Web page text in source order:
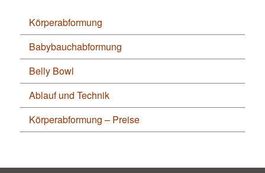
Körperabformung
Babybauchabformung
Belly Bowl
Ablauf und Technik
Körperabformung – Preise